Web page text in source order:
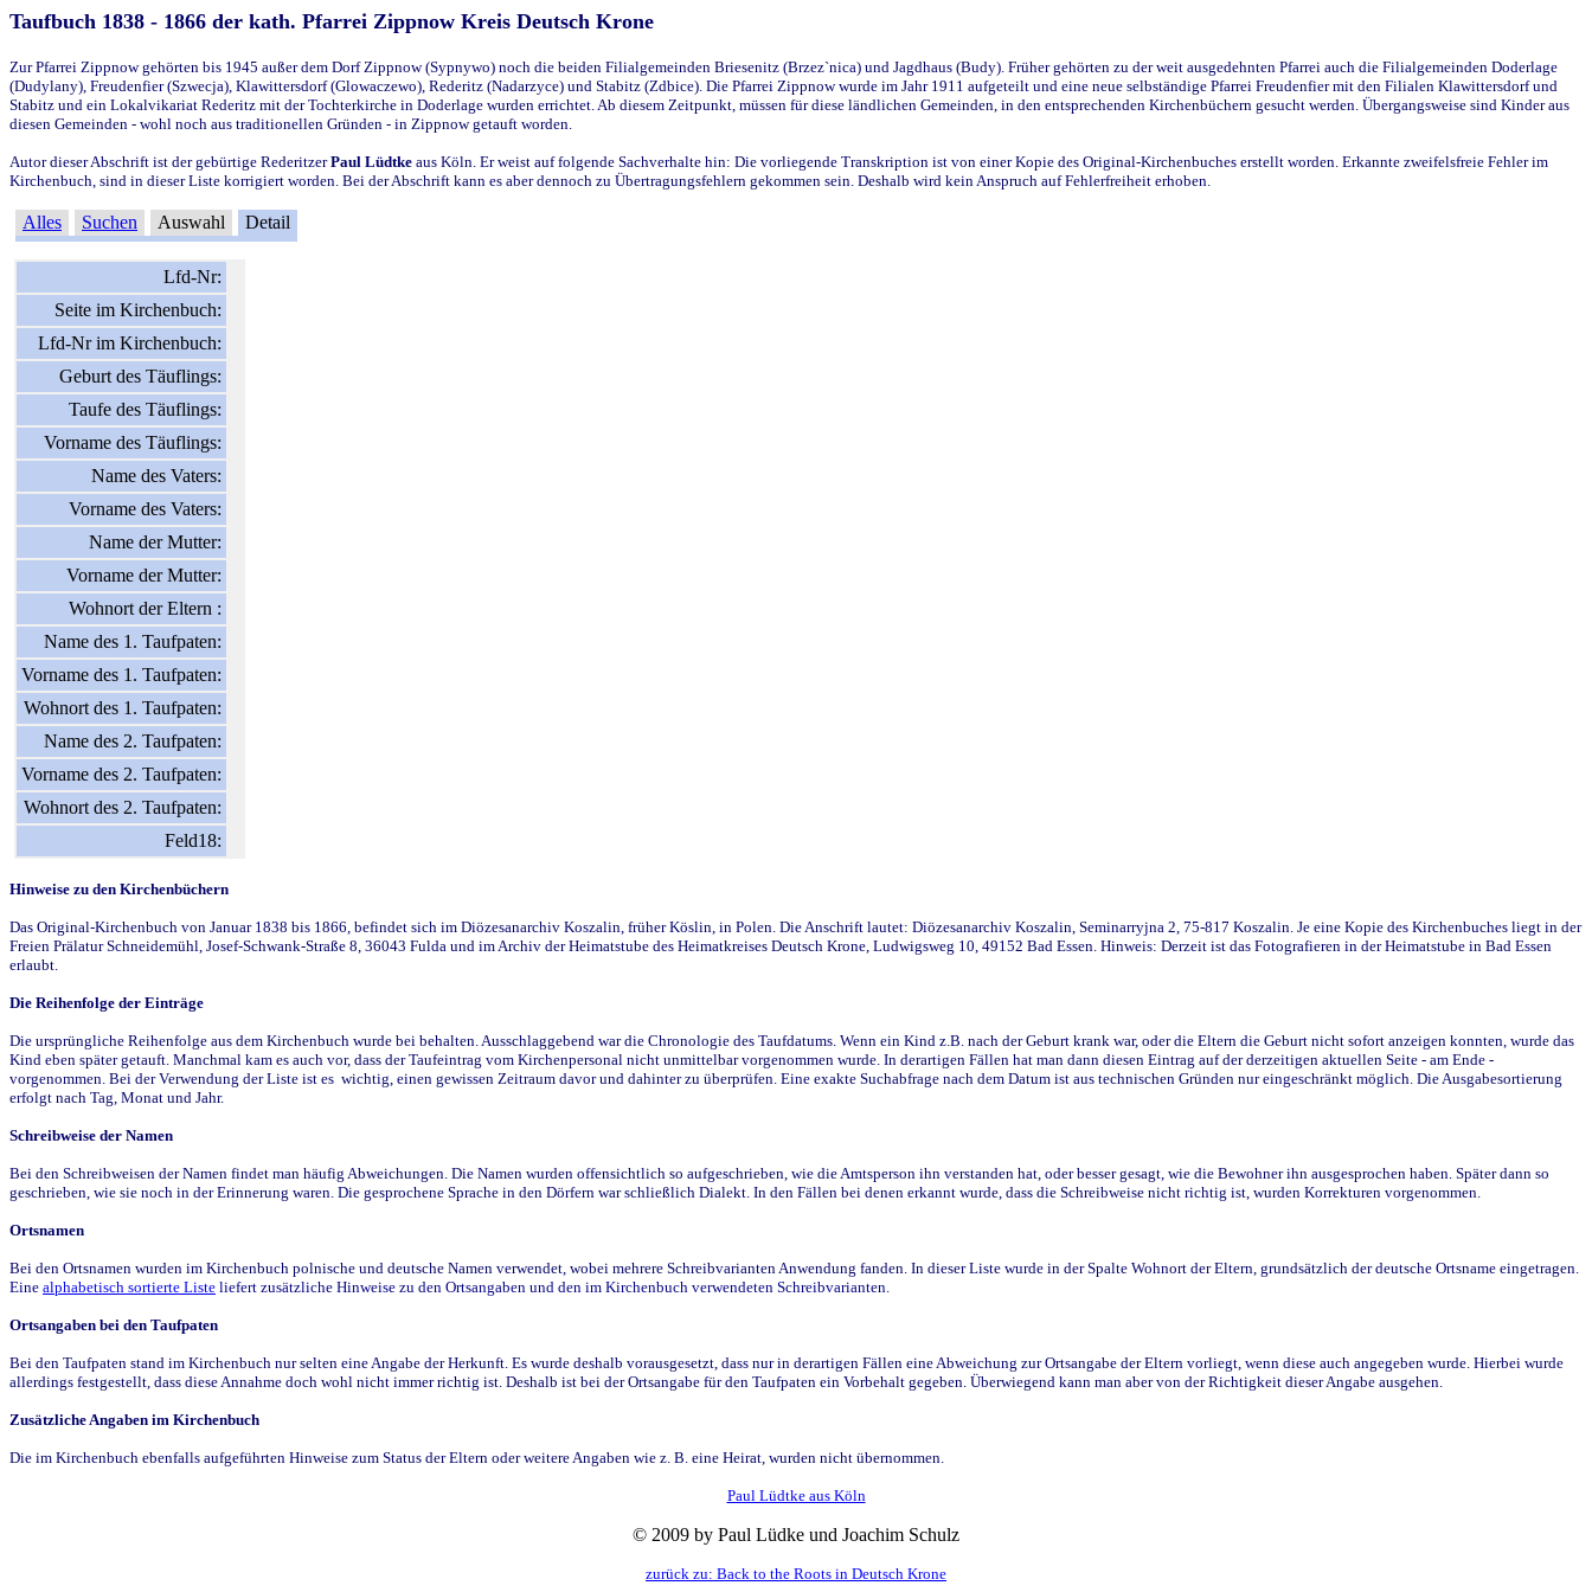
Taufbuch 1838 - 1866 der kath. Pfarrei Zippnow Kreis Deutsch Krone
Zur Pfarrei Zippnow gehörten bis 1945 außer dem Dorf Zippnow (Sypnywo) noch die beiden Filialgemeinden Briesenitz (Brzez`nica) und Jagdhaus (Budy). Früher gehörten zu der weit ausgedehnten Pfarrei auch die Filialgemeinden Doderlage
(Dudylany), Freudenfier (Szwecja), Klawittersdorf (Glowaczewo), Rederitz (Nadarzyce) und Stabitz (Zdbice). Die Pfarrei Zippnow wurde im Jahr 1911 aufgeteilt und eine neue selbständige Pfarrei Freudenfier mit den Filialen Klawittersdorf und
Stabitz und ein Lokalvikariat Rederitz mit der Tochterkirche in Doderlage wurden errichtet. Ab diesem Zeitpunkt, müssen für diese ländlichen Gemeinden, in den entsprechenden Kirchenbüchern gesucht werden. Übergangsweise sind Kinder aus
diesen Gemeinden - wohl noch aus traditionellen Gründen - in Zippnow getauft worden.
Autor dieser Abschrift ist der gebürtige RederitzerPaul Lüdtke aus Köln. Er weist auf folgende Sachverhalte hin: Die vorliegende Transkription ist von einer Kopie des Original-Kirchenbuches erstellt worden. Erkannte zweifelsfreie Fehler im
Kirchenbuch, sind in dieser Liste korrigiert worden. Bei der Abschrift kann es aber dennoch zu Übertragungsfehlern gekommen sein. Deshalb wird kein Anspruch auf Fehlerfreiheit erhoben.
Alles Suchen Auswahl Detail
Lfd-Nr:
Seite im Kirchenbuch:
Lfd-Nr im Kirchenbuch:
Geburt des Täuflings:
Taufe des Täuflings:
Vorname des Täuflings:
Name des Vaters:
Vorname des Vaters:
Name der Mutter:
Vorname der Mutter:
Wohnort der Eltern :
Name des 1. Taufpaten:
Vorname des 1. Taufpaten:
Wohnort des 1. Taufpaten:
Name des 2. Taufpaten:
Vorname des 2. Taufpaten:
Wohnort des 2. Taufpaten:
Feld18:
Hinweise zu den Kirchenbüchern
Das Original-Kirchenbuch von Januar 1838 bis 1866, befindet sich im Diözesanarchiv Koszalin, früher Köslin, in Polen. Die Anschrift lautet: Diözesanarchiv Koszalin, Seminarryjna 2, 75-817 Koszalin. Je eine Kopie des Kirchenbuches liegt in der
Freien Prälatur Schneidemühl, Josef-Schwank-Straße 8, 36043 Fulda und im Archiv der Heimatstube des Heimatkreises Deutsch Krone, Ludwigsweg 10, 49152 Bad Essen. Hinweis: Derzeit ist das Fotografieren in der Heimatstube in Bad Essen
erlaubt.
Die Reihenfolge der Einträge
Die ursprüngliche Reihenfolge aus dem Kirchenbuch wurde bei behalten. Ausschlaggebend war die Chronologie des Taufdatums. Wenn ein Kind z.B. nach der Geburt krank war, oder die Eltern die Geburt nicht sofort anzeigen konnten, wurde das
Kind eben später getauft. Manchmal kam es auch vor, dass der Taufeintrag vom Kirchenpersonal nicht unmittelbar vorgenommen wurde. In derartigen Fällen hat man dann diesen Eintrag auf der derzeitigen aktuellen Seite - am Ende -
vorgenommen. Bei der Verwendung der Liste ist es wichtig, einen gewissen Zeitraum davor und dahinter zu überprüfen. Eine exakte Suchabfrage nach dem Datum ist aus technischen Gründen nur eingeschränkt möglich. Die Ausgabesortierung
erfolgt nach Tag, Monat und Jahr.
Schreibweise der Namen
Bei den Schreibweisen der Namen findet man häufig Abweichungen. Die Namen wurden offensichtlich so aufgeschrieben, wie die Amtsperson ihn verstanden hat, oder besser gesagt, wie die Bewohner ihn ausgesprochen haben. Später dann so
geschrieben, wie sie noch in der Erinnerung waren. Die gesprochene Sprache in den Dörfern war schließlich Dialekt. In den Fällen bei denen erkannt wurde, dass die Schreibweise nicht richtig ist, wurden Korrekturen vorgenommen.
Ortsnamen
Bei den Ortsnamen wurden im Kirchenbuch polnische und deutsche Namen verwendet, wobei mehrere Schreibvarianten Anwendung fanden. In dieser Liste wurde in der Spalte Wohnort der Eltern, grundsätzlich der deutsche Ortsname eingetragen.
Eine alphabetisch sortierte Liste liefert zusätzliche Hinweise zu den Ortsangaben und den im Kirchenbuch verwendeten Schreibvarianten.
Ortsangaben bei den Taufpaten
Bei den Taufpaten stand im Kirchenbuch nur selten eine Angabe der Herkunft. Es wurde deshalb vorausgesetzt, dass nur in derartigen Fällen eine Abweichung zur Ortsangabe der Eltern vorliegt, wenn diese auch angegeben wurde. Hierbei wurde
allerdings festgestellt, dass diese Annahme doch wohl nicht immer richtig ist. Deshalb ist bei der Ortsangabe für den Taufpaten ein Vorbehalt gegeben. Überwiegend kann man aber von der Richtigkeit dieser Angabe ausgehen.
Zusätzliche Angaben im Kirchenbuch
Die im Kirchenbuch ebenfalls aufgeführten Hinweise zum Status der Eltern oder weitere Angaben wie z. B. eine Heirat, wurden nicht übernommen.
Paul Lüdtke aus Köln
© 2009 by Paul Lüdke und Joachim Schulz
zurück zu: Back to the Roots in Deutsch Krone